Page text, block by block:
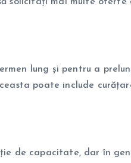
lung și pentru a
poate include
de capacitate, dar în